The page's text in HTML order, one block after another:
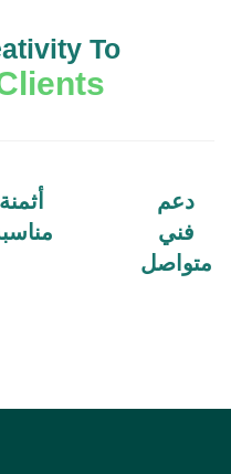
To
أثمنة
دعم
فني
متواصل